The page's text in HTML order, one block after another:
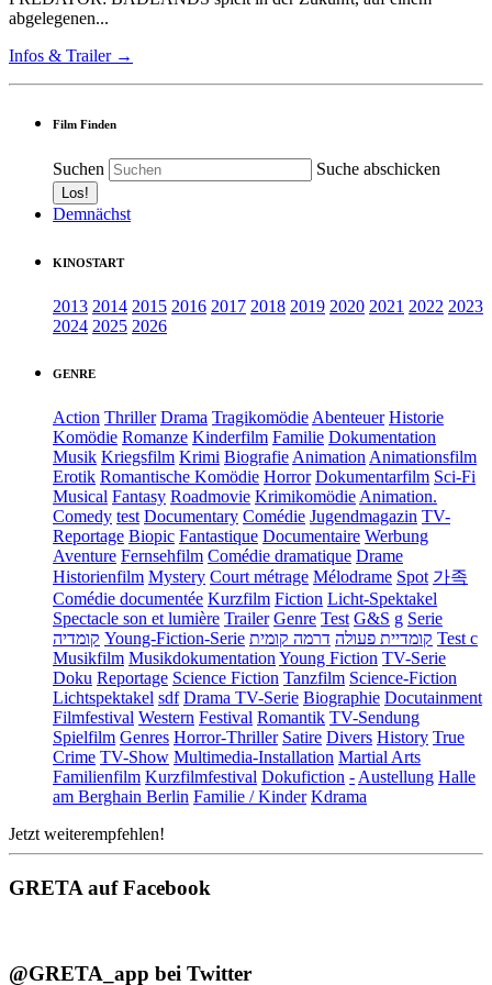
abgelegenen...
Infos & Trailer →
Film Finden
Suchen Suche abschicken
Demnächst
KINOSTART
2013 2014 2015 2016 2017 2018 2019 2020 2021 2022 2023
2024 2025 2026
GENRE
Action Thriller Drama TragikomödieAbenteuer Historie
Komödie Romanze Kinderfilm Familie Dokumentation
Musik Kriegsfilm Krimi BiografieAnimationAnimationsfilm
Erotik Romantische Komödie Horror Dokumentarfilm Sci-Fi
Musical Fantasy Roadmovie KrimikomödieAnimation.
Comedy test Documentary Comédie Jugendmagazin TV-
Reportage Biopic Fantastique Documentaire Werbung
Aventure Fernsehfilm Comédie dramatique Drame
Historienfilm Mystery Court métrage Mélodrame Spot 가족
Comédie documentée Kurzfilm Fiction Licht-Spektakel
Spectacle son et lumière Trailer Genre Test G&S g Serie
קומדיה Young-Fiction-Serie קומדיית פעולה דרמה קומית
Test c
Musikfilm MusikdokumentationYoung Fiction TV-Serie
Doku Reportage Science Fiction Tanzfilm Science-Fiction
Lichtspektakel sdf Drama TV-Serie Biographie Docutainment
Filmfestival Western Festival Romantik TV-Sendung
Spielfilm Genres Horror-Thriller Satire Divers History True
Crime TV-Show Multimedia-Installation Martial Arts
Familienfilm Kurzfilmfestival Dokufiction -Austellung Halle
am Berghain Berlin Familie / Kinder Kdrama
Jetzt weiterempfehlen!
GRETA auf Facebook
@GRETA_app bei Twitter